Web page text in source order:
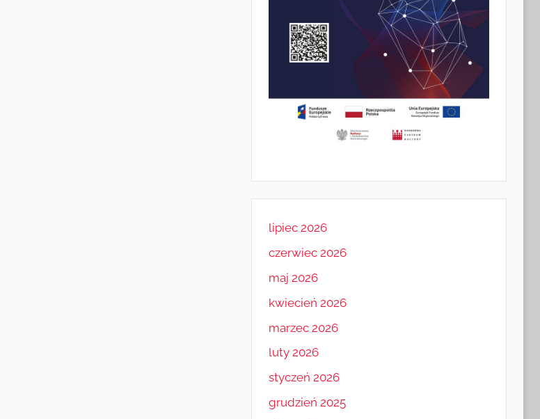
lipiec 2026
czerwiec 2026
maj 2026
kwiecień 2026
marzec 2026
luty 2026
styczeń 2026
grudzień 2025